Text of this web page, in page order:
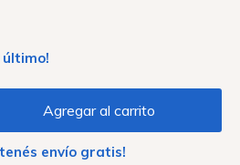
último!
tenés envío gratis!